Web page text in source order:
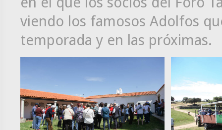
viendo los famosos Adolfos
temporada y en las próximas.